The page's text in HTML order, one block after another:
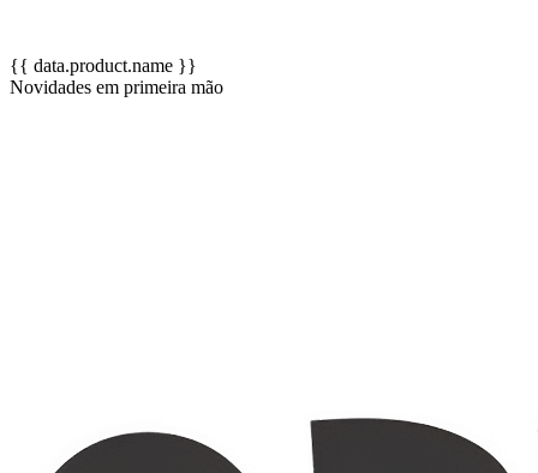
{{ data.product.name }}
Novidades em primeira mão